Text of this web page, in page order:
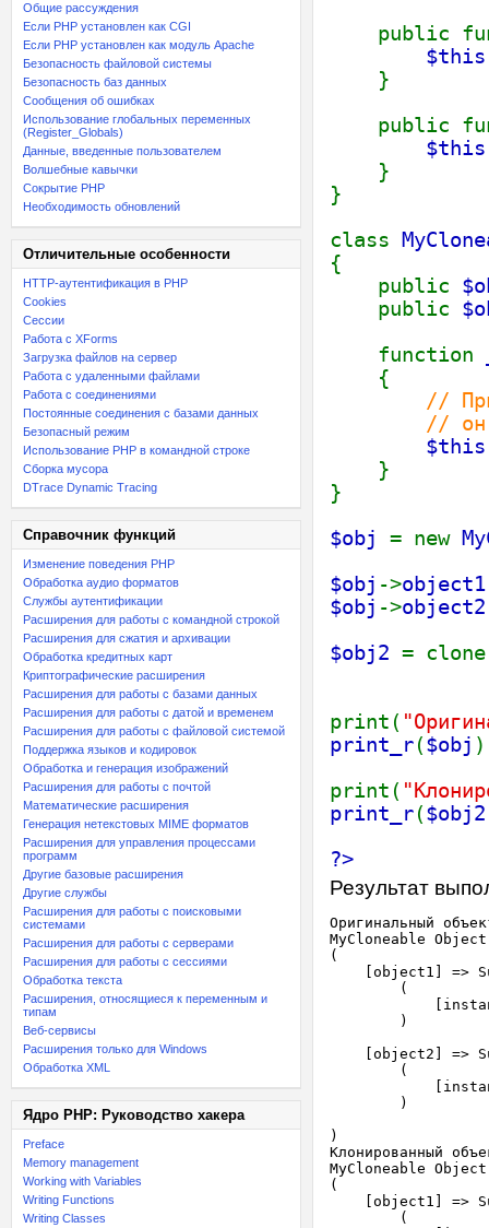
Общие рассуждения
Если PHP установлен как CGI
Если PHP установлен как модуль Apache
Безопасность файловой системы
Безопасность баз данных
Сообщения об ошибках
Использование глобальных переменных
(Register_Globals)
Данные, введенные пользователем
Волшебные кавычки
Сокрытие PHP
Необходимость обновлений
Отличительные особенности
HTTP-аутентификация в PHP
Cookies
Сессии
Работа с XForms
Загрузка файлов на сервер
Работа с удаленными файлами
Работа с соединениями
Постоянные соединения с базами данных
Безопасный режим
Использование PHP в командной строке
Сборка мусора
DTrace Dynamic Tracing
Справочник функций
Изменение поведения PHP
Обработка аудио форматов
Службы аутентификации
Расширения для работы с командной строкой
Расширения для сжатия и архивации
Обработка кредитных карт
Криптографические расширения
Расширения для работы с базами данных
Расширения для работы с датой и временем
Расширения для работы с файловой системой
Поддержка языков и кодировок
Обработка и генерация изображений
Расширения для работы с почтой
Математические расширения
Генерация нетекстовых MIME форматов
Расширения для управления процессами
программ
Другие базовые расширения
Другие службы
Расширения для работы с поисковыми
системами
Расширения для работы с серверами
Расширения для работы с сессиями
Обработка текста
Расширения, относящиеся к переменным и
типам
Веб-сервисы
Расширения только для Windows
Обработка XML
Ядро PHP: Руководство хакера
Preface
Memory management
Working with Variables
Writing Functions
Writing Classes
public
$this
}
public
$this
}
}
class
{
public
public
function
{
//
// он
$this
}
}
$obj = new
$obj ->
$obj ->
$obj2 =
print(
print_r($obj
print(
print_r($obj2
?>
Результат
Оригинальный
MyCloneable Object
(
[object1] =>
        (
        )
[object2] =>
        (
        )
)
Клонированный
MyCloneable Object
(
[object1] =>
        (